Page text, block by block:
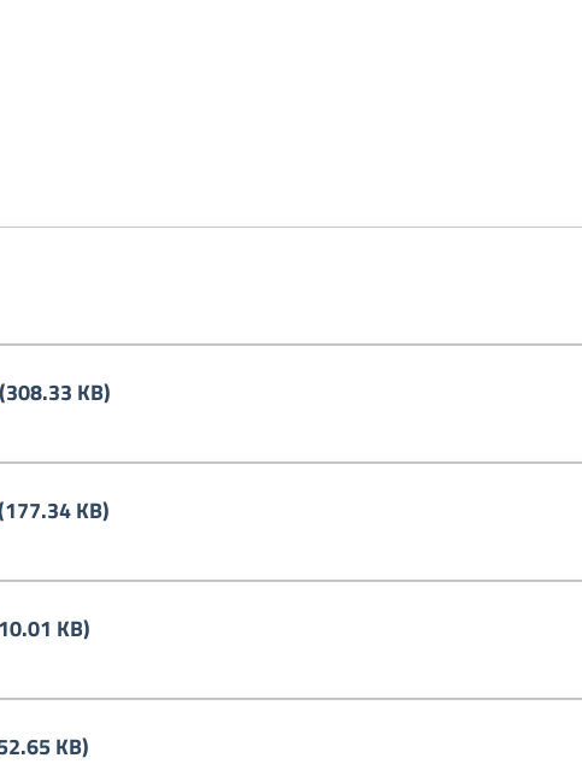
(308.33 KB)
KB)
KB)
KB)